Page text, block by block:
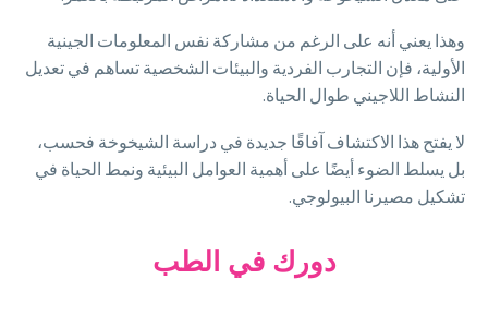
وهذا يعني أنه على الرغم من مشاركة نفس المعلومات الجينية
الأولية، فإن التجارب الفردية والبيئات الشخصية تساهم في تعديل
النشاط اللاجيني طوال الحياة.
لا يفتح هذا الاكتشاف آفاقًا جديدة في دراسة الشيخوخة فحسب،
بل يسلط الضوء أيضًا على أهمية العوامل البيئية ونمط الحياة في
تشكيل مصيرنا البيولوجي.
دورك في الطب